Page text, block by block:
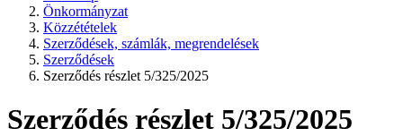
Önkormányzat
Közzétételek
Szerződések, számlák, megrendelések
Szerződések
Szerződés részlet 5/325/2025
Szerződés részlet 5/325/2025